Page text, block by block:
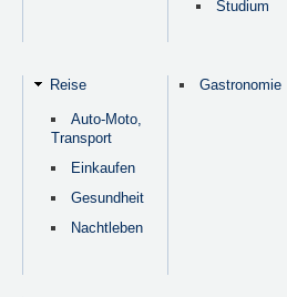
Studium
Reise
Auto-Moto,
Transport
Einkaufen
Gesundheit
Nachtleben
Gastronomie